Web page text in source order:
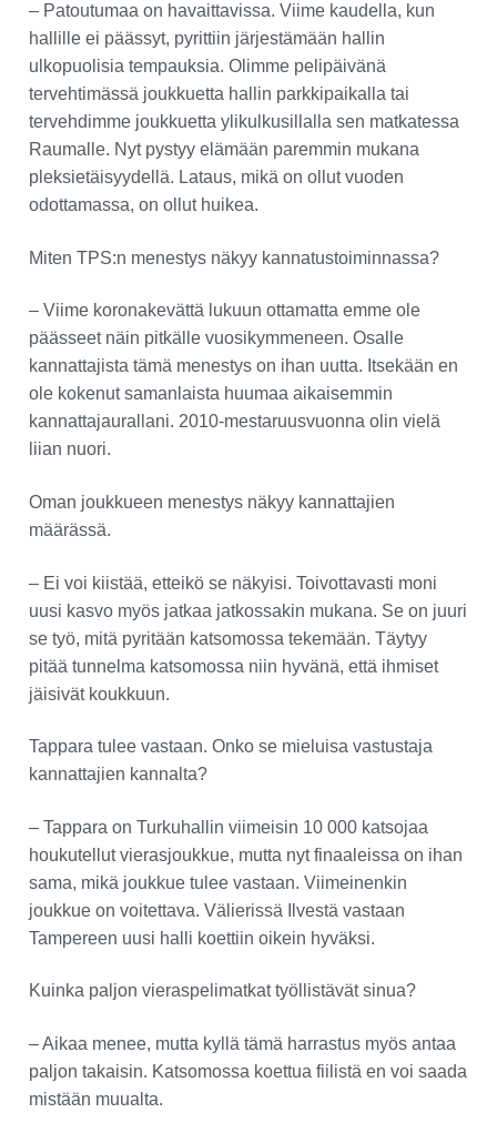
– Patoutumaa on havaittavissa. Viime kaudella, kun
hallille ei päässyt, pyrittiin järjestämään hallin
ulkopuolisia tempauksia. Olimme pelipäivänä
tervehtimässä joukkuetta hallin parkkipaikalla tai
tervehdimme joukkuetta ylikulkusillalla sen matkatessa
Raumalle. Nyt pystyy elämään paremmin mukana
pleksietäisyydellä. Lataus, mikä on ollut vuoden
odottamassa, on ollut huikea.
Miten TPS:n menestys näkyy kannatustoiminnassa?
– Viime koronakevättä lukuun ottamatta emme ole
päässeet näin pitkälle vuosikymmeneen. Osalle
kannattajista tämä menestys on ihan uutta. Itsekään en
ole kokenut samanlaista huumaa aikaisemmin
kannattajaurallani. 2010-mestaruusvuonna olin vielä
liian nuori.
Oman joukkueen menestys näkyy kannattajien
määrässä.
– Ei voi kiistää, etteikö se näkyisi. Toivottavasti moni
uusi kasvo myös jatkaa jatkossakin mukana. Se on juuri
se työ, mitä pyritään katsomossa tekemään. Täytyy
pitää tunnelma katsomossa niin hyvänä, että ihmiset
jäisivät koukkuun.
Tappara tulee vastaan. Onko se mieluisa vastustaja
kannattajien kannalta?
– Tappara on Turkuhallin viimeisin 10 000 katsojaa
houkutellut vierasjoukkue, mutta nyt finaaleissa on ihan
sama, mikä joukkue tulee vastaan. Viimeinenkin
joukkue on voitettava. Välierissä Ilvestä vastaan
Tampereen uusi halli koettiin oikein hyväksi.
Kuinka paljon vieraspelimatkat työllistävät sinua?
– Aikaa menee, mutta kyllä tämä harrastus myös antaa
paljon takaisin. Katsomossa koettua fiilistä en voi saada
mistään muualta.